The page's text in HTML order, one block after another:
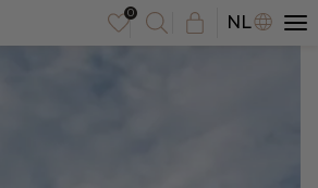
NL
DE
EN